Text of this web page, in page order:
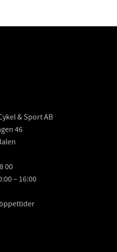
& Sport AB
46
00
– 16:00